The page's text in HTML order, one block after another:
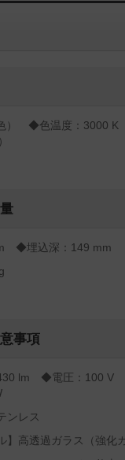
） ◆色温度：3000 K
◆埋込深：149 mm
事項
lm ◆電圧：100
ンレス
高透過ガラス（強化ガ